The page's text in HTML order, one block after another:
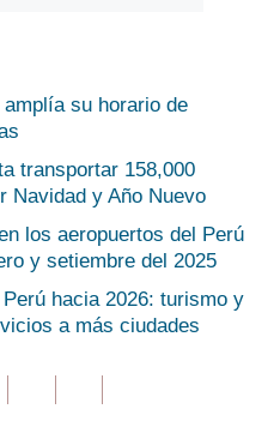
su horario de
transportar 158,000
Navidad y Año Nuevo
los aeropuertos del Perú
y setiembre del 2025
hacia 2026: turismo y
a más ciudades